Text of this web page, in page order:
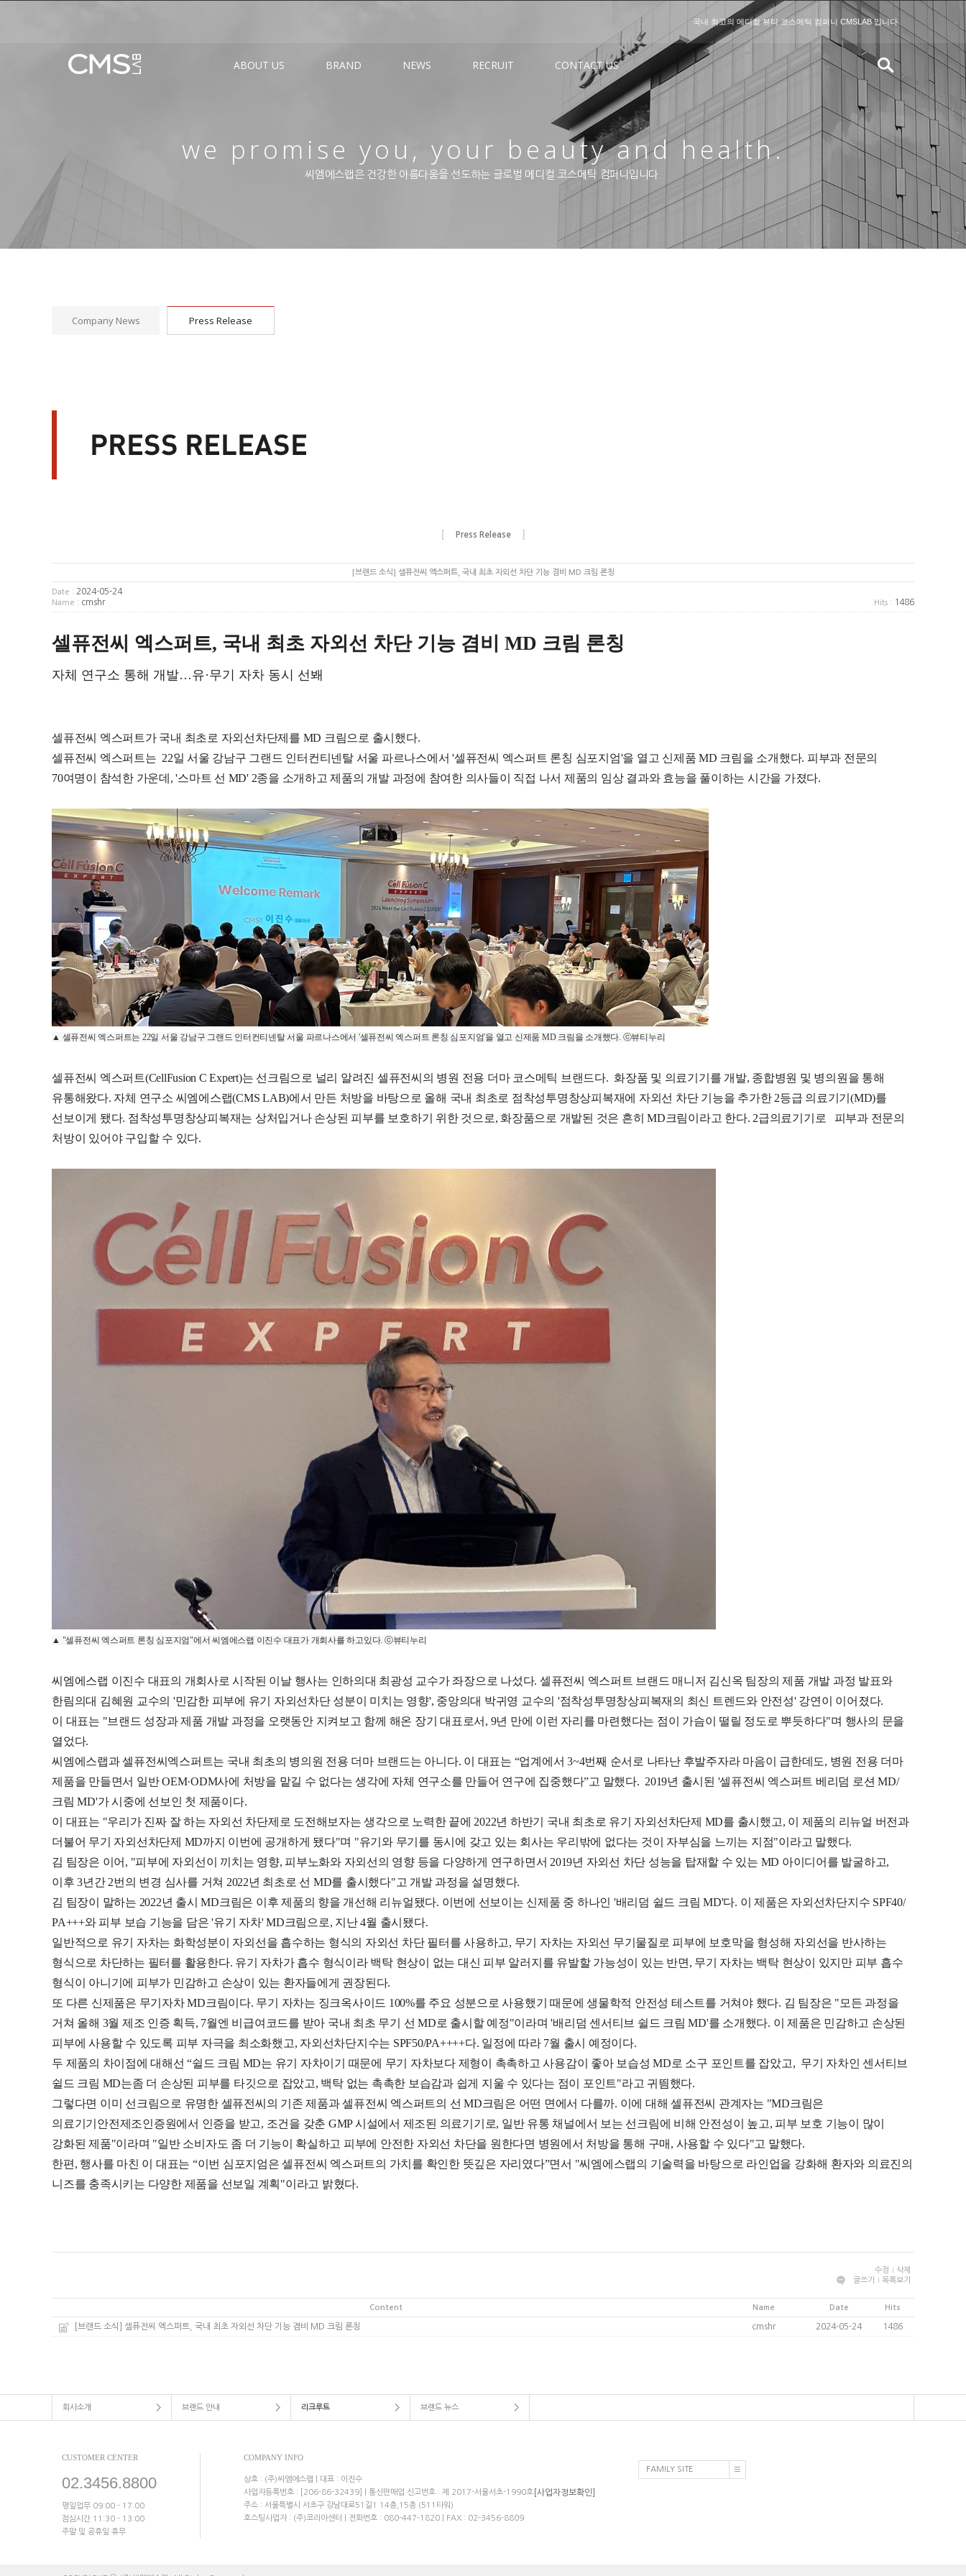
국내 최고의 메디컬 뷰티 코스메틱 컴퍼니 CMSLAB 입니다.
ABOUT US BRAND NEWS RECRUIT CONTACT US
we promise you, your beauty and health.
씨엠에스랩은 건강한 아름다움을 선도하는 글로벌 메디컬 코스메틱 컴퍼니입니다.
Company News Press Release
Press Release
[브랜드 소식] 셀퓨전씨 엑스퍼트, 국내 최초 자외선 차단 기능 겸비 MD 크림 론칭
Date : 2024-05-24
Name : cmshr Hits : 1486
셀퓨전씨 엑스퍼트, 국내 최초 자외선 차단 기능 겸비 MD 크림 론칭
자체 연구소 통해 개발…유·무기 자차 동시 선봬
셀퓨전씨 엑스퍼트가 국내 최초로 자외선차단제를 MD 크림으로 출시했다.
셀퓨전씨 엑스퍼트는 22일 서울 강남구 그랜드 인터컨티넨탈 서울 파르나스에서 '셀퓨전씨 엑스퍼트 론칭 심포지엄'을 열고 신제품 MD 크림을 소개했다. 피부과 전문의
70여명이 참석한 가운데, '스마트 선 MD' 2종을 소개하고 제품의 개발 과정에 참여한 의사들이 직접 나서 제품의 임상 결과와 효능을 풀이하는 시간을 가졌다.
▲ 셀퓨전씨 엑스퍼트는 22일 서울 강남구 그랜드 인터컨티넨탈 서울 파르나스에서 '셀퓨전씨 엑스퍼트 론칭 심포지엄'을 열고 신제품 MD 크림을 소개했다. ⓒ뷰티누리
셀퓨전씨 엑스퍼트(CellFusion C Expert)는 선크림으로 널리 알려진 셀퓨전씨의 병원 전용 더마 코스메틱 브랜드다. 화장품 및 의료기기를 개발, 종합병원 및 병의원을 통해
유통해왔다. 자체 연구소 씨엠에스랩(CMS LAB)에서 만든 처방을 바탕으로 올해 국내 최초로 점착성투명창상피복재에 자외선 차단 기능을 추가한 2등급 의료기기(MD)를
선보이게 됐다. 점착성투명창상피복재는 상처입거나 손상된 피부를 보호하기 위한 것으로, 화장품으로 개발된 것은 흔히 MD크림이라고 한다. 2급의료기기로 피부과 전문의
처방이 있어야 구입할 수 있다.
▲ "셀퓨전씨 엑스퍼트 론칭 심포지엄"에서 씨엠에스랩 이진수 대표가 개회사를 하고있다. ⓒ뷰티누리
씨엠에스랩 이진수 대표의 개회사로 시작된 이날 행사는 인하의대 최광성 교수가 좌장으로 나섰다. 셀퓨전씨 엑스퍼트 브랜드 매니저 김신옥 팀장의 제품 개발 과정 발표와
한림의대 김혜원 교수의 '민감한 피부에 유기 자외선차단 성분이 미치는 영향', 중앙의대 박귀영 교수의 '점착성투명창상피복재의 최신 트렌드와 안전성' 강연이 이어졌다.
이 대표는 "브랜드 성장과 제품 개발 과정을 오랫동안 지켜보고 함께 해온 장기 대표로서, 9년 만에 이런 자리를 마련했다는 점이 가슴이 떨릴 정도로 뿌듯하다"며 행사의 문을
열었다.
씨엠에스랩과 셀퓨전씨엑스퍼트는 국내 최초의 병의원 전용 더마 브랜드는 아니다. 이 대표는 “업계에서 3~4번째 순서로 나타난 후발주자라 마음이 급한데도, 병원 전용 더마
제품을 만들면서 일반 OEM·ODM사에 처방을 맡길 수 없다는 생각에 자체 연구소를 만들어 연구에 집중했다”고 말했다. 2019년 출시된 '셀퓨전씨 엑스퍼트 베리덤 로션 MD/
크림 MD'가 시중에 선보인 첫 제품이다.
이 대표는 "우리가 진짜 잘 하는 자외선 차단제로 도전해보자는 생각으로 노력한 끝에 2022년 하반기 국내 최초로 유기 자외선차단제 MD를 출시했고, 이 제품의 리뉴얼 버전과
더불어 무기 자외선차단제 MD까지 이번에 공개하게 됐다"며 "유기와 무기를 동시에 갖고 있는 회사는 우리밖에 없다는 것이 자부심을 느끼는 지점"이라고 말했다.
김 팀장은 이어, "피부에 자외선이 끼치는 영향, 피부노화와 자외선의 영향 등을 다양하게 연구하면서 2019년 자외선 차단 성능을 탑재할 수 있는 MD 아이디어를 발굴하고,
이후 3년간 2번의 변경 심사를 거쳐 2022년 최초로 선 MD를 출시했다"고 개발 과정을 설명했다.
김 팀장이 말하는 2022년 출시 MD크림은 이후 제품의 향을 개선해 리뉴얼됐다. 이번에 선보이는 신제품 중 하나인 '배리덤 쉴드 크림 MD'다. 이 제품은 자외선차단지수 SPF40/
PA+++와 피부 보습 기능을 담은 '유기 자차' MD크림으로, 지난 4월 출시됐다.
일반적으로 유기 자차는 화학성분이 자외선을 흡수하는 형식의 자외선 차단 필터를 사용하고, 무기 자차는 자외선 무기물질로 피부에 보호막을 형성해 자외선을 반사하는
형식으로 차단하는 필터를 활용한다. 유기 자차가 흡수 형식이라 백탁 현상이 없는 대신 피부 알러지를 유발할 가능성이 있는 반면, 무기 자차는 백탁 현상이 있지만 피부 흡수
형식이 아니기에 피부가 민감하고 손상이 있는 환자들에게 권장된다.
또 다른 신제품은 무기자차 MD크림이다. 무기 자차는 징크옥사이드 100%를 주요 성분으로 사용했기 때문에 생물학적 안전성 테스트를 거쳐야 했다. 김 팀장은 "모든 과정을
거쳐 올해 3월 제조 인증 획득, 7월엔 비급여코드를 받아 국내 최초 무기 선 MD로 출시할 예정"이라며 '배리덤 센서티브 쉴드 크림 MD'를 소개했다. 이 제품은 민감하고 손상된
피부에 사용할 수 있도록 피부 자극을 최소화했고, 자외선차단지수는 SPF50/PA++++다. 일정에 따라 7월 출시 예정이다.
두 제품의 차이점에 대해선 “쉴드 크림 MD는 유기 자차이기 때문에 무기 자차보다 제형이 촉촉하고 사용감이 좋아 보습성 MD로 소구 포인트를 잡았고, 무기 자차인 센서티브
쉴드 크림 MD는좀 더 손상된 피부를 타깃으로 잡았고, 백탁 없는 촉촉한 보습감과 쉽게 지울 수 있다는 점이 포인트"라고 귀띔했다.
그렇다면 이미 선크림으로 유명한 셀퓨전씨의 기존 제품과 셀퓨전씨 엑스퍼트의 선 MD크림은 어떤 면에서 다를까. 이에 대해 셀퓨전씨 관계자는 "MD크림은
의료기기안전제조인증원에서 인증을 받고, 조건을 갖춘 GMP 시설에서 제조된 의료기기로, 일반 유통 채널에서 보는 선크림에 비해 안전성이 높고, 피부 보호 기능이 많이
강화된 제품"이라며 "일반 소비자도 좀 더 기능이 확실하고 피부에 안전한 자외선 차단을 원한다면 병원에서 처방을 통해 구매, 사용할 수 있다"고 말했다.
한편, 행사를 마친 이 대표는 “이번 심포지엄은 셀퓨전씨 엑스퍼트의 가치를 확인한 뜻깊은 자리였다”면서 "씨엠에스랩의 기술력을 바탕으로 라인업을 강화해 환자와 의료진의
니즈를 충족시키는 다양한 제품을 선보일 계획"이라고 밝혔다.
수정
삭제
글쓰기
목록보기
Content Name Date Hits
[브랜드 소식] 셀퓨전씨 엑스퍼트, 국내 최초 자외선 차단 기능 겸비 MD 크림 론칭 cmshr 2024-05-24 1486
회사소개 브랜드 안내 리크루트 브랜드 뉴스
CUSTOMER CENTER
02.3456.8800
평일업무 09:00 - 17:00
점심시간 11:30 - 13:00
주말 및 공휴일 휴무
COMPANY INFO
상호 : (주)씨엠에스랩 | 대표 : 이진수
사업자등록번호 : [206-86-32439] | 통신판매업 신고번호 : 제 2017-서울서초-1990호 [사업자정보확인]
주소 : 서울특별시 서초구 강남대로51길1 14층,15층 (511타워)
호스팅사업자 : (주)코리아센터 | 전화번호 : 080-447-1820 | FAX : 02-3456-8809
FAMILY SITE